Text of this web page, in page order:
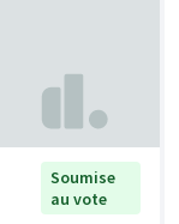
Soumise
au vote